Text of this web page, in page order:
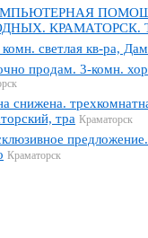
КРАМАТОРСК.
светлая кв-ра,
продам. 3-комн.
снижена.
тра Краматорск
Краматорск